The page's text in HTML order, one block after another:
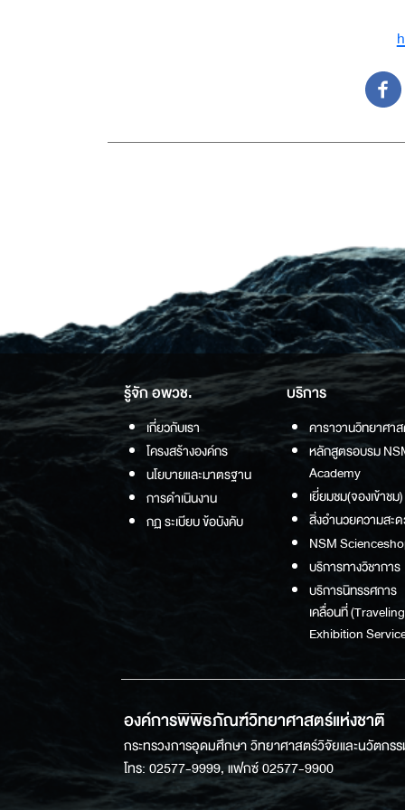
รู้จัก อพวช.
เกี่ยวกับเรา
โครงสร้างองค์กร
นโยบายและมาตรฐาน
การดำเนินงาน
กฏ ระเบียบ ข้อบังคับ
บริการ
คาราวานวิทยาศา
หลักสูตรอบรม
Academy
เยี่ยมชม(จองเข้าชม)
สิ่งอำนวยความสะ
NSM
บริการทางวิชาการ
บริการนิทรรศการ
เคลื่อนที่ (Traveling
Exhibition
องค์การพิพิธภัณฑ์วิทยาศาสตร์แห่งชาติ
กระทรวงการอุดมศึกษา วิทยาศาสตร์วิจัยและนวัตก
โทร: 02577-9999, แฟกซ์ 02577-9900